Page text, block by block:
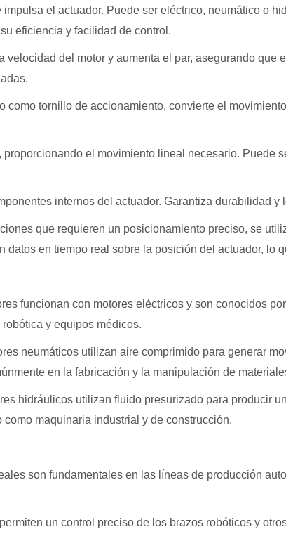
el actuador. Puede ser eléctrico, neumático o
eficiencia y facilidad de control.
velocidad del motor y aumenta el par, asegurando
como tornillo de accionamiento, convierte el
el movimiento lineal necesario. Puede
internos del actuador. Garantiza durabilidad
que requieren un posicionamiento preciso, se
datos en tiempo real sobre la posición del actuador, lo
funcionan con motores eléctricos y son conocidos
y equipos médicos.
neumáticos utilizan aire comprimido para generar
en la fabricación y la manipulación de
hidráulicos utilizan fluido presurizado para producir
maquinaria industrial y de construcción.
son fundamentales en las líneas de producción
un control preciso de los brazos robóticos y